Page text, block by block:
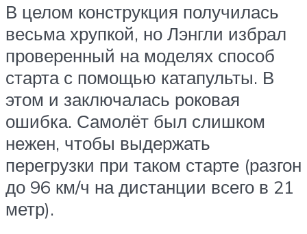
В целом конструкция получилась
весьма хрупкой, но Лэнгли избрал
проверенный на моделях способ
старта с помощью катапульты. В
этом и заключалась роковая
ошибка. Самолёт был слишком
нежен, чтобы выдержать
перегрузки при таком старте (разгон
до 96 км/ч на дистанции всего в 21
метр).